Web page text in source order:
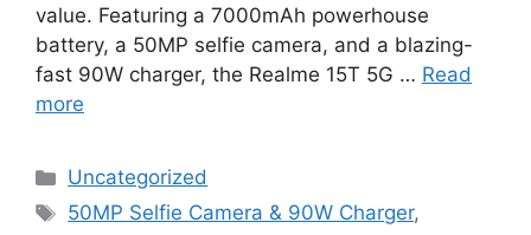
value. Featuring a 7000mAh powerhouse
battery, a 50MP selfie camera, and a blazing-
fast 90W charger, the Realme 15T 5G … Read
more
Categories
Uncategorized
Tags
50MP Selfie Camera & 90W Charger,